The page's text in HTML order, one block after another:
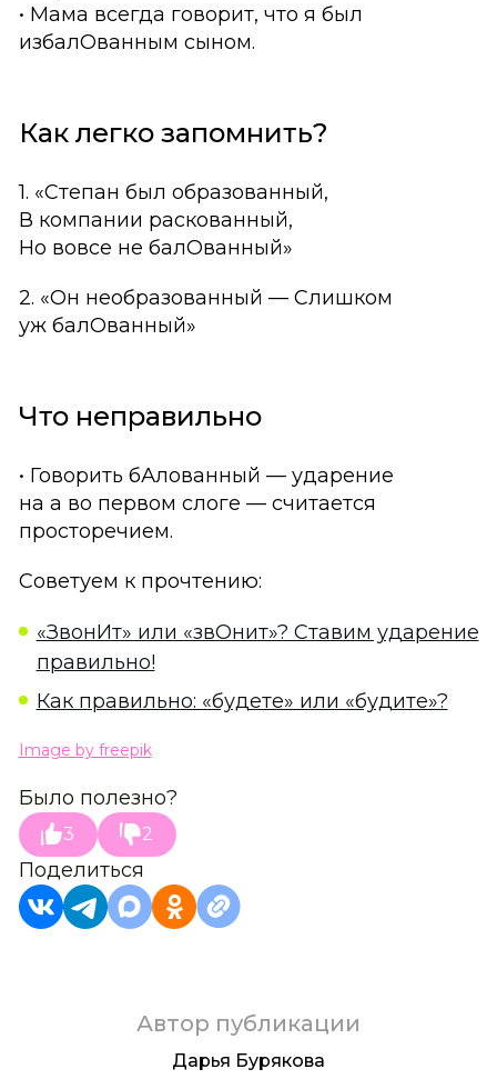
• Мама всегда говорит, что я был
избалОванным сыном.
Как легко запомнить?
1. «Степан был образованный,
В компании раскованный,
Но вовсе не балОванный»
2. «Он необразованный — Слишком
уж балОванный»
Что неправильно
• Говорить бАлованный — ударение
на а во первом слоге — считается
просторечием.
Советуем к прочтению:
«ЗвонИт» или «звОнит»? Ставим ударение
правильно!
Как правильно: «будете» или «будите»?
Image by freepik
Было полезно?
3 2
Поделиться
Автор публикации
Дарья Бурякова